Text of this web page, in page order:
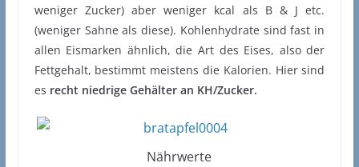
weniger Zucker) aber weniger kcal als B & J etc.
(weniger Sahne als diese). Kohlenhydrate sind fast in
allen Eismarken ähnlich, die Art des Eises, also der
Fettgehalt, bestimmt meistens die Kalorien. Hier sind
es recht niedrige Gehälter an KH/Zucker.
Nährwerte